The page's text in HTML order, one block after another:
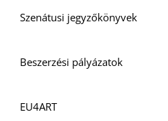
Szenátusi jegyzőkönyvek
Beszerzési pályázatok
EU4ART